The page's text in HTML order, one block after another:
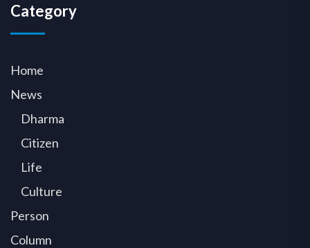
Category
Home
News
Dharma
Citizen
Life
Culture
Person
Column